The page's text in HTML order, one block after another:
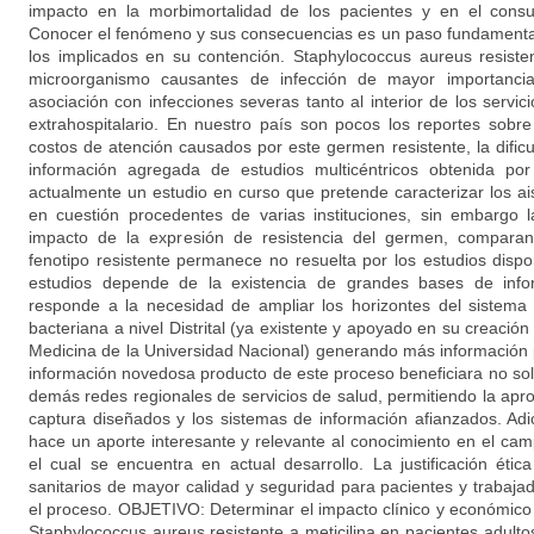
impacto en la morbimortalidad de los pacientes y en el
Conocer el fenómeno y sus consecuencias es un paso
los implicados en su contención. Staphylococcus aureus
microorganismo causantes de infección de mayor
asociación con infecciones severas tanto al interior de los
extrahospitalario. En nuestro país son pocos los reportes
costos de atención causados por este germen resistente, la
información agregada de estudios multicéntricos obtenida
actualmente un estudio en curso que pretende caracterizar los
en cuestión procedentes de varias instituciones, sin embargo
impacto de la expresión de resistencia del germen,
fenotipo resistente permanece no resuelta por los estudios
estudios depende de la existencia de grandes bases de
responde a la necesidad de ampliar los horizontes del
bacteriana a nivel Distrital (ya existente y apoyado en su
Medicina de la Universidad Nacional) generando más
información novedosa producto de este proceso beneficiara no
demás redes regionales de servicios de salud, permitiendo la
captura diseñados y los sistemas de información afianzados.
hace un aporte interesante y relevante al conocimiento en el
el cual se encuentra en actual desarrollo. La justificación
sanitarios de mayor calidad y seguridad para pacientes y
el proceso. OBJETIVO: Determinar el impacto clínico y